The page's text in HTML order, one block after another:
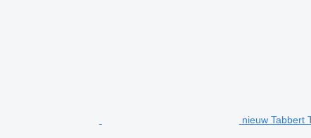
nieuw Tabbert